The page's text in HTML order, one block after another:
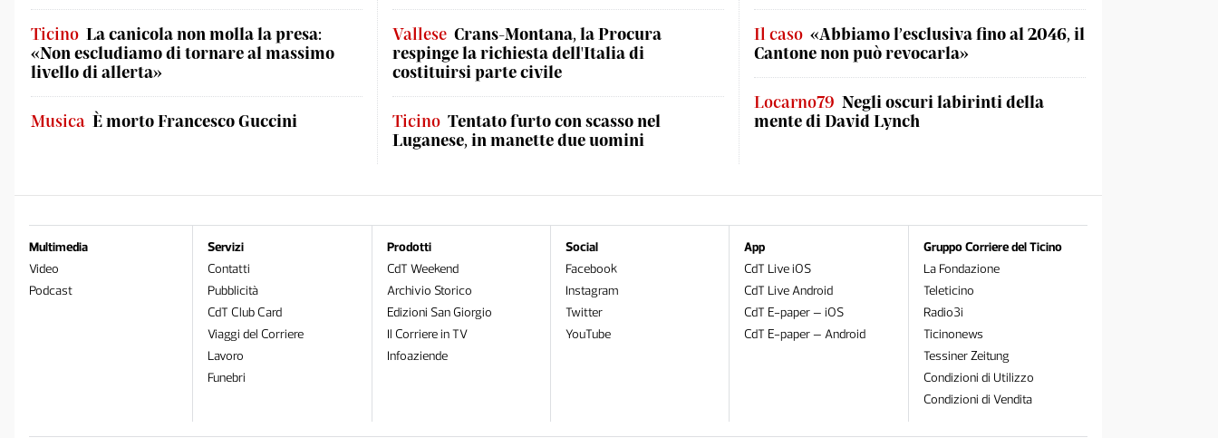
Ticino La canicola non molla la presa:
«Non escludiamo di tornare al massimo
livello di allerta»
Musica È morto Francesco Guccini
Vallese Crans-Montana, la Procura
respinge la richiesta dell'Italia di
costituirsi parte civile
Ticino Tentato furto con scasso nel
Luganese, in manette due uomini
Il caso «Abbiamo l’esclusiva fino al 2046, il
Cantone non può revocarla»
Locarno79 Negli oscuri labirinti della
mente di David Lynch
Multimedia
Video
Podcast
Servizi
Contatti
Pubblicità
CdT Club Card
Viaggi del Corriere
Lavoro
Funebri
Prodotti
CdT Weekend
Archivio Storico
Edizioni San Giorgio
Il Corriere in TV
Infoaziende
Social
Facebook
Instagram
Twitter
YouTube
App
CdT Live iOS
CdT Live Android
CdT E-paper – iOS
CdT E-paper – Android
Gruppo Corriere del Ticino
La Fondazione
Teleticino
Radio3i
Ticinonews
Tessiner Zeitung
Condizioni di Utilizzo
Condizioni di Vendita